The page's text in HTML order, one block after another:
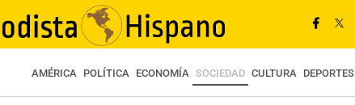
AMÉRICA POLÍTICA ECONOMÍA SOCIEDAD CULTURA DEPORTES